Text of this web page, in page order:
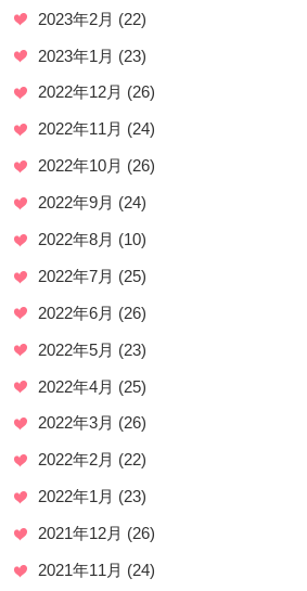
2023年2月 (22)
2023年1月 (23)
2022年12月 (26)
2022年11月 (24)
2022年10月 (26)
2022年9月 (24)
2022年8月 (10)
2022年7月 (25)
2022年6月 (26)
2022年5月 (23)
2022年4月 (25)
2022年3月 (26)
2022年2月 (22)
2022年1月 (23)
2021年12月 (26)
2021年11月 (24)